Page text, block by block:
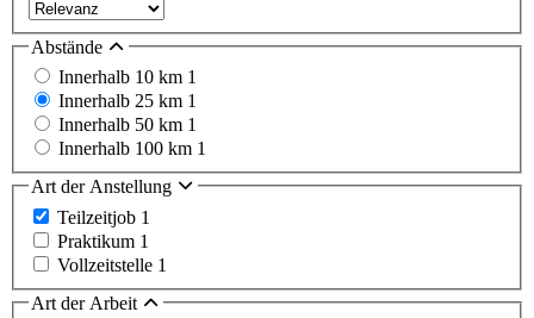
Abstände
Innerhalb 10 km 1
Innerhalb 25 km 1
Innerhalb 50 km 1
Innerhalb 100 km 1
Art der Anstellung
Teilzeitjob 1
Praktikum 1
Vollzeitstelle 1
Art der Arbeit